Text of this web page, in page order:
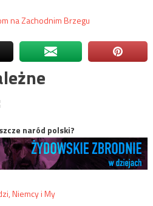
na Zachodnim Brzegu
naród polski?